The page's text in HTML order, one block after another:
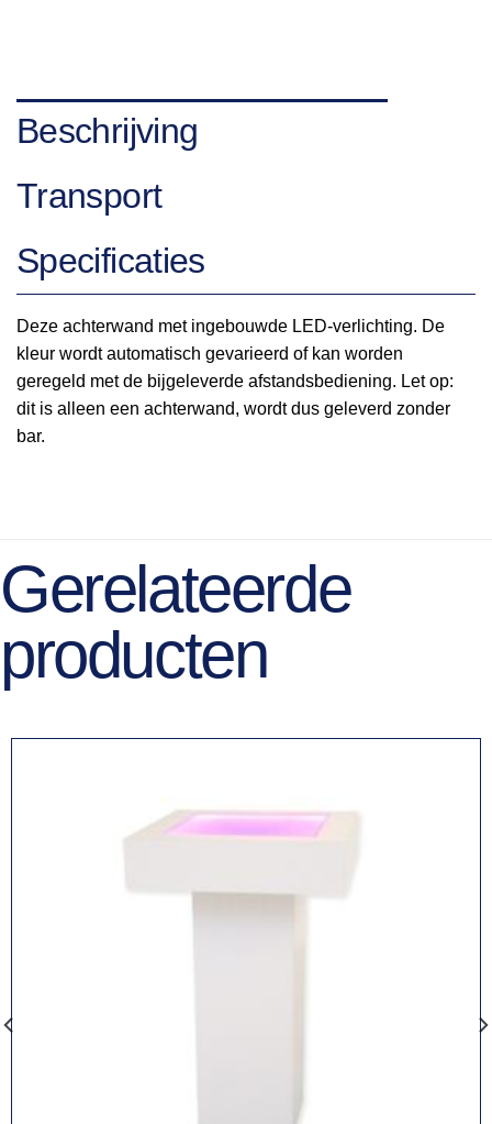
Beschrijving
Transport
Specificaties
Deze achterwand met ingebouwde LED-verlichting. De
kleur wordt automatisch gevarieerd of kan worden
geregeld met de bijgeleverde afstandsbediening. Let op:
dit is alleen een achterwand, wordt dus geleverd zonder
bar.
Gerelateerde
producten